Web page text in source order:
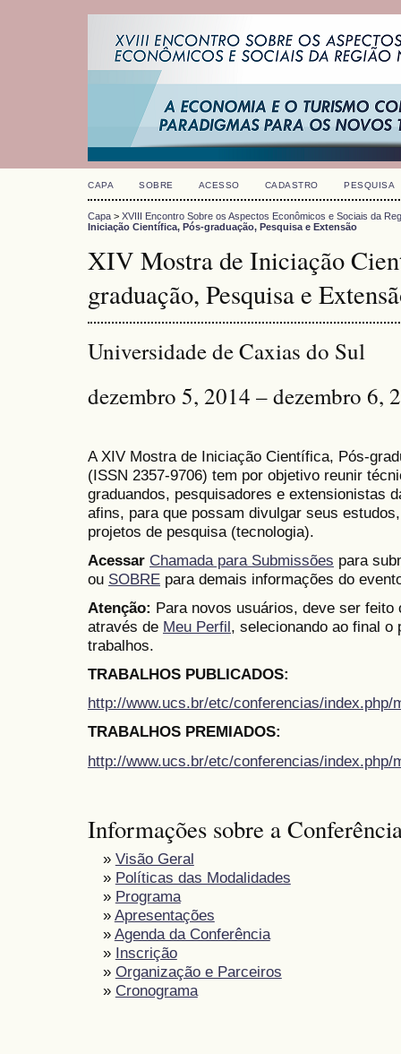
CAPA SOBRE ACESSO CADASTRO PESQUISA
Capa > XVIII Encontro Sobre os Aspectos Econômicos e Sociais da
Iniciação Científica, Pós-graduação, Pesquisa e Extensão
XIV Mostra de Iniciação
graduação, Pesquisa e
Universidade de Caxias do Sul
dezembro 5, 2014 – dezembro 6,
A XIV Mostra de Iniciação Científica, Pós-
(ISSN 2357-9706) tem por objetivo reunir
graduandos, pesquisadores e extensionistas
afins, para que possam divulgar seus
projetos de pesquisa (tecnologia).
Acessar Chamada para Submissões para
ou SOBRE para demais informações do
Atenção: Para novos usuários, deve ser
através de Meu Perfil, selecionando ao final o
trabalhos.
TRABALHOS PUBLICADOS:
http://www.ucs.br/etc/conferencias/
TRABALHOS PREMIADOS:
http://www.ucs.br/etc/conferencias/index.php/
Informações sobre a
» Visão Geral
» Políticas das Modalidades
» Programa
» Apresentações
» Agenda da Conferência
» Inscrição
» Organização e Parceiros
» Cronograma